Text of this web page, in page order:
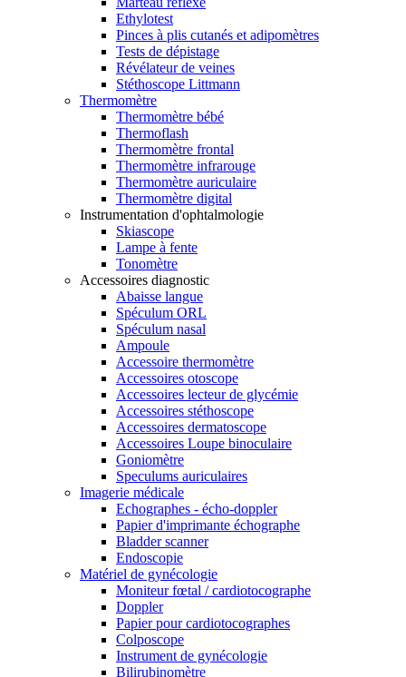
Ethylotest
Pinces à plis cutanés et adipomètres
Tests de dépistage
Révélateur de veines
Stéthoscope Littmann
Thermomètre
Thermomètre bébé
Thermoflash
Thermomètre frontal
Thermomètre infrarouge
Thermomètre auriculaire
Thermomètre digital
Instrumentation d'ophtalmologie
Skiascope
Lampe à fente
Tonomètre
Accessoires diagnostic
Abaisse langue
Spéculum ORL
Spéculum nasal
Ampoule
Accessoire thermomètre
Accessoires otoscope
Accessoires lecteur de glycémie
Accessoires stéthoscope
Accessoires dermatoscope
Accessoires Loupe binoculaire
Goniomètre
Speculums auriculaires
Imagerie médicale
Echographes - écho-doppler
Papier d'imprimante échographe
Bladder scanner
Endoscopie
Matériel de gynécologie
Moniteur fœtal / cardiotocographe
Doppler
Papier pour cardiotocographes
Colposcope
Instrument de gynécologie
Bilirubinomètre